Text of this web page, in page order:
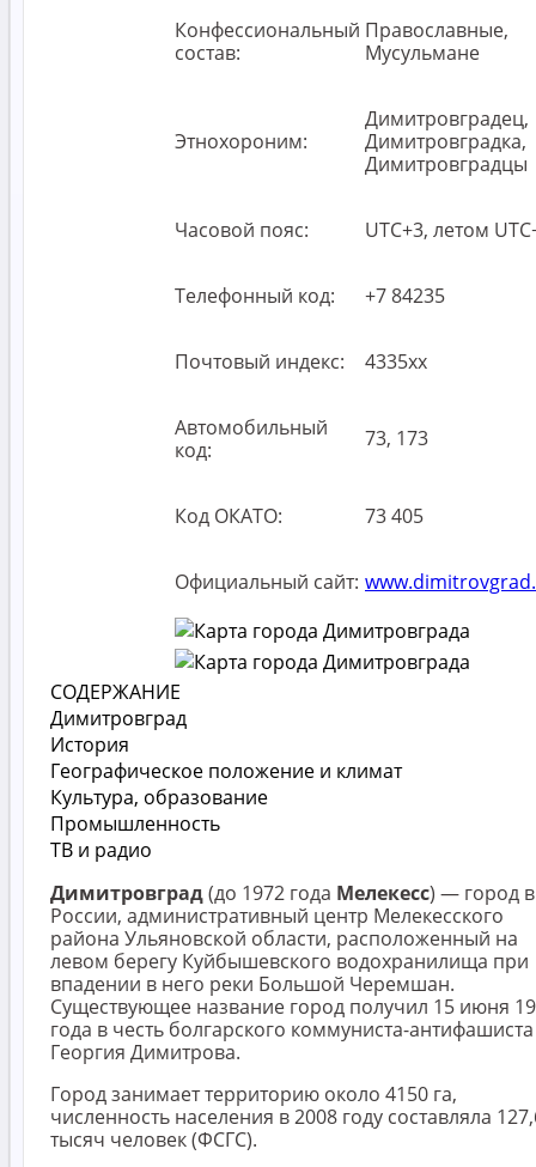
Конфессиональный
состав:
Православные,
Мусульмане
Этнохороним:
Димитровградец,
Димитровградка,
Димитровградцы
Часовой пояс: UTC+3, летом
Телефонный код: +7 84235
Почтовый индекс: 4335хх
Автомобильный
код:
73, 173
Код ОКАТО: 73 405
Официальный сайт:
СОДЕРЖАНИЕ
Димитровград
История
Географическое положение и климат
Культура, образование
Промышленность
ТВ и радио
Димитровград(до 1972 года Мелекесс) — город в
России, административный центр Мелекесского
района Ульяновской области, расположенный на
левом берегу Куйбышевского водохранилища при
впадении в него реки Большой Черемшан.
Существующее название город получил 15 июня
года в честь болгарского коммуниста-антифашиста
Георгия Димитрова.
Город занимает территорию около 4150 га,
численность населения в 2008 году составляла
тысяч человек (ФСГС).